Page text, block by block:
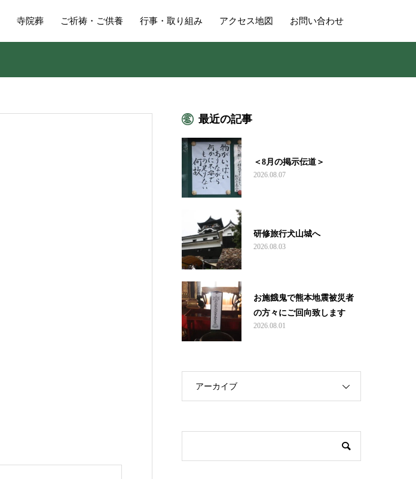
寺院葬 ご祈祷・ご供養 行事・取り組み アクセス地図 お問い合わせ
最近の記事
＜8月の掲示伝道＞
2026.08.07
研修旅行犬山城へ
2026.08.03
お施餓鬼で熊本地震被災者
の方々にご回向致します
2026.08.01
アーカイブ